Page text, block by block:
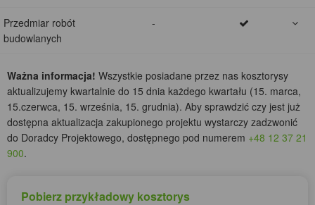
Przedmiar robót
budowlanych
-
Ważna informacja! Wszystkie posiadane przez nas kosztorysy
aktualizujemy kwartalnie do 15 dnia każdego kwartału (15. marca,
15.czerwca, 15. września, 15. grudnia). Aby sprawdzić czy jest już
dostępna aktualizacja zakupionego projektu wystarczy zadzwonić
do Doradcy Projektowego, dostępnego pod numerem +48 12 37 21
900.
Pobierz przykładowy kosztorys